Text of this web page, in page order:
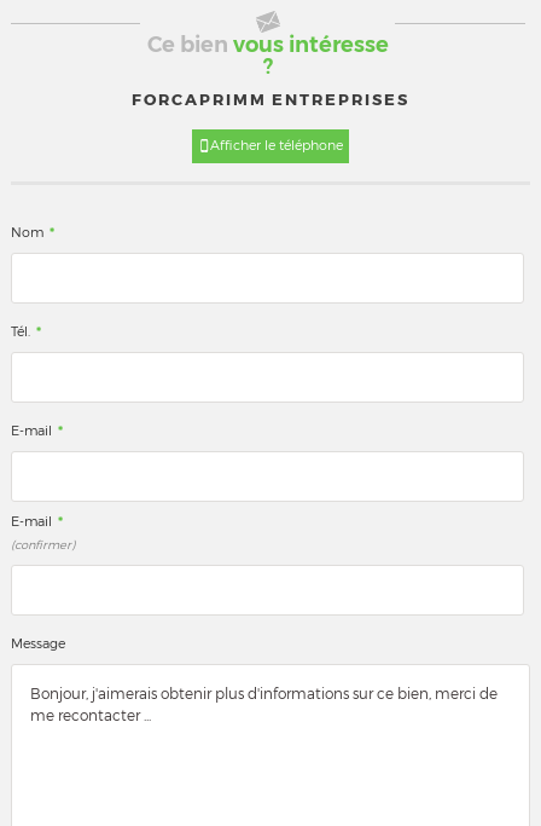
Ce bien vous intéresse
?
FORCAPRIMM ENTREPRISES
Afficher le téléphone
Nom *
Tél. *
E-mail *
E-mail *
(confirmer)
Message